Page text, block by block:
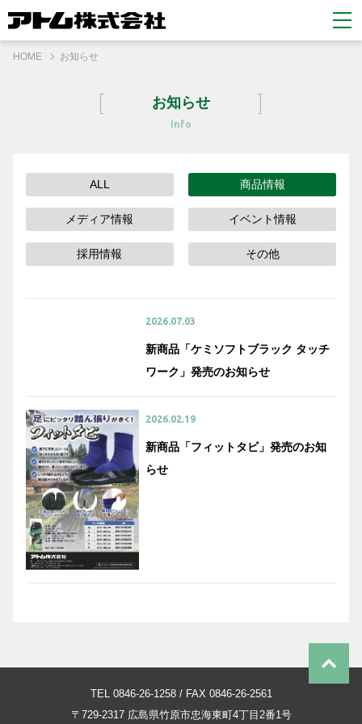
HOME お知らせ
お知らせ
Info
ALL 商品情報
メディア情報 イベント情報
採用情報 その他
2026.07.03
新商品「ケミソフトブラック タッチ
ワーク」発売のお知らせ
2026.02.19
新商品「フィットタビ」発売のお知
らせ
TEL 0846-26-1258 / FAX 0846-26-2561
〒729-2317広島県竹原市忠海東町4丁目2番1号